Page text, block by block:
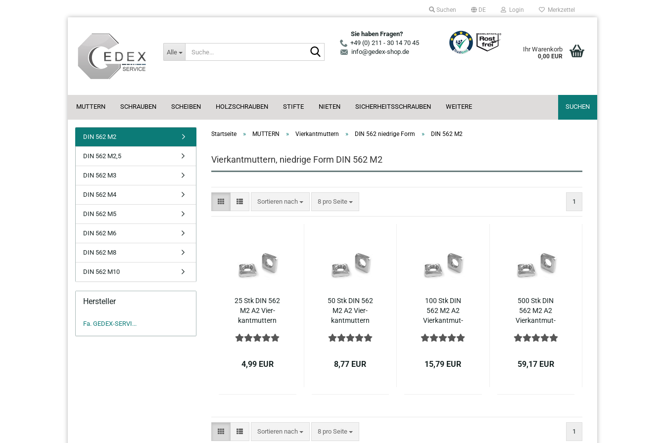
Suchen DE Login Merkzettel
Alle
Suche...
Sie haben Fragen?
+49 (0) 211 - 30 14 70 45
info@gedex-shop.de
Ihr Warenkorb
0,00 EUR
MUTTERN SCHRAUBEN SCHEIBEN HOLZSCHRAUBEN STIFTE NIETEN SICHERHEITSSCHRAUBEN SUCHEN
WEITERE
Startseite » MUTTERN » Vierkantmuttern » DIN 562 niedrige Form » DIN 562 M2
Vierkantmuttern, niedrige Form DIN 562 M2
Sortieren nach
Sortieren nach 8 pro Seite
pro Seite 1
25 Stk DIN 562
M2 A2 Vier­
kant­mut­tern
Edel­stahl
4,99 EUR
50 Stk DIN 562
M2 A2 Vier­
kant­mut­tern
Edel­stahl
8,77 EUR
100 Stk DIN
562 M2 A2
Vier­kant­mut­
Form Edel­stahl
15,79 EUR
500 Stk DIN
562 M2 A2
Vier­kant­mut­
Form Edel­stahl
59,17 EUR
Sortieren nach
Sortieren nach 8 pro Seite
pro Seite 1
DIN 562 M2
DIN 562 M2,5
DIN 562 M3
DIN 562 M4
DIN 562 M5
DIN 562 M6
DIN 562 M8
DIN 562 M10
Hersteller
Fa. GEDEX-SERVI...